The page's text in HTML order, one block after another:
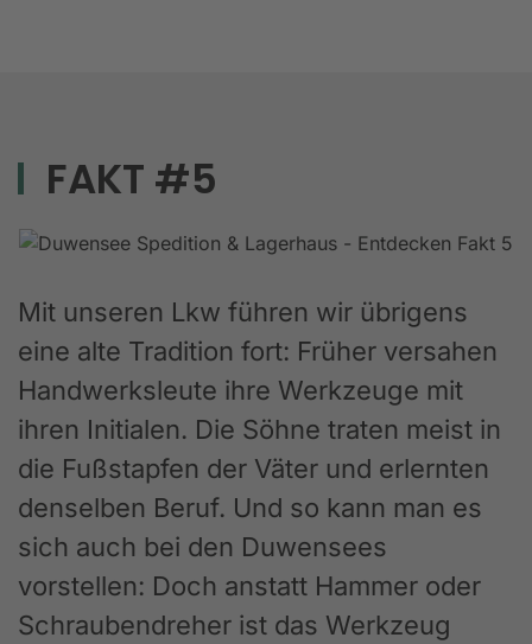
FAKT #5
Mit unseren Lkw führen wir übrigens
eine alte Tradition fort: Früher versahen
Handwerksleute ihre Werkzeuge mit
ihren Initialen. Die Söhne traten meist in
die Fußstapfen der Väter und erlernten
denselben Beruf. Und so kann man es
sich auch bei den Duwensees
vorstellen: Doch anstatt Hammer oder
Schraubendreher ist das Werkzeug